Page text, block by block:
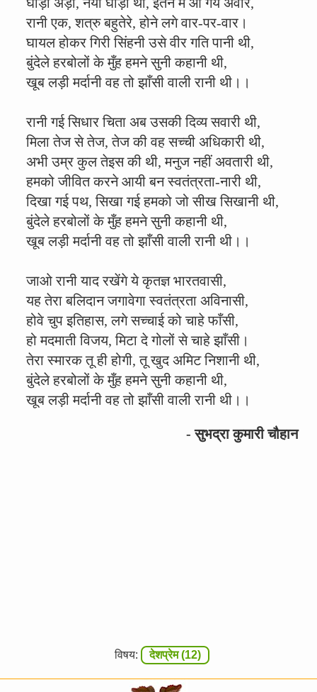
रानी एक, शत्रु बहुतेरे, होने लगे वार-पर-वार।
घायल होकर गिरी सिंहनी उसे वीर गति पानी थी,
बुंदेले हरबोलों के मुँह हमने सुनी कहानी थी,
खूब लड़ी मर्दानी वह तो झाँसी वाली रानी थी।।
रानी गई सिधार चिता अब उसकी दिव्य सवारी थी,
मिला तेज से तेज, तेज की वह सच्ची अधिकारी थी,
अभी उम्र कुल तेइस की थी, मनुज नहीं अवतारी थी,
हमको जीवित करने आयी बन स्वतंत्रता-नारी थी,
दिखा गई पथ, सिखा गई हमको जो सीख सिखानी थी,
बुंदेले हरबोलों के मुँह हमने सुनी कहानी थी,
खूब लड़ी मर्दानी वह तो झाँसी वाली रानी थी।।
जाओ रानी याद रखेंगे ये कृतज्ञ भारतवासी,
यह तेरा बलिदान जगावेगा स्वतंत्रता अविनासी,
होवे चुप इतिहास, लगे सच्चाई को चाहे फाँसी,
हो मदमाती विजय, मिटा दे गोलों से चाहे झाँसी।
तेरा स्मारक तू ही होगी, तू खुद अमिट निशानी थी,
बुंदेले हरबोलों के मुँह हमने सुनी कहानी थी,
खूब लड़ी मर्दानी वह तो झाँसी वाली रानी थी।।
- सुभद्रा कुमारी चौहान
विषय: देशप्रेम (12)